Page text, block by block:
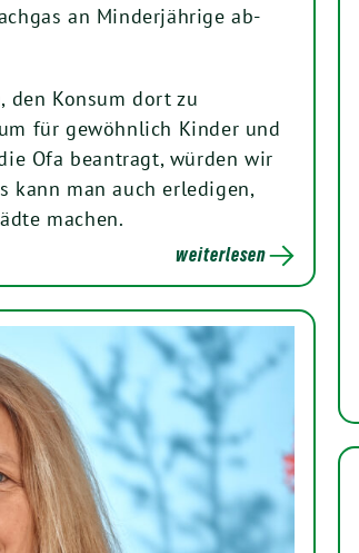
an Minderjährige ab-
Konsum dort zu
für gewöhnlich Kinder und
Ofa beantragt, würden wir
kann man auch erledigen,
machen.
weiterlesen